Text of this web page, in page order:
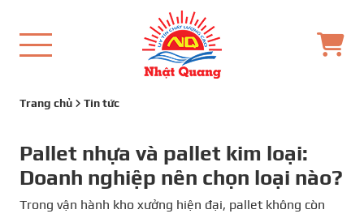
Trang chủ Tin tức
Pallet nhựa và pallet kim loại:
Doanh nghiệp nên chọn loại nào?
Trong vận hành kho xưởng hiện đại, pallet không còn